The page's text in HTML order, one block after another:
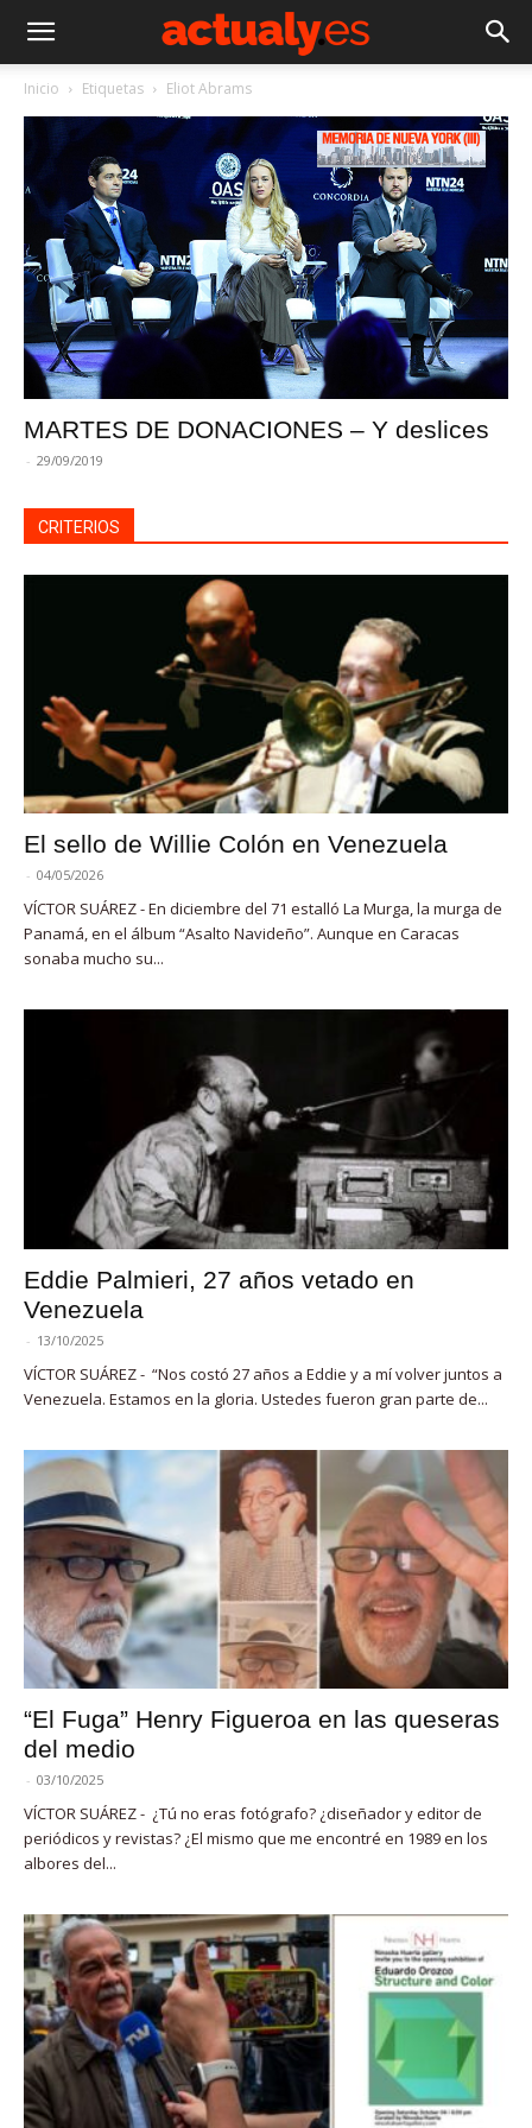
Inicio Etiquetas Eliot Abrams
MARTES DE DONACIONES – Y deslices
- 29/09/2019
CRITERIOS
El sello de Willie Colón en Venezuela
- 04/05/2026
VÍCTOR SUÁREZ - En diciembre del 71 estalló La Murga, la murga de
Panamá, en el álbum “Asalto Navideño”. Aunque en Caracas
sonaba mucho su...
Eddie Palmieri, 27 años vetado en
Venezuela
- 13/10/2025
VÍCTOR SUÁREZ - “Nos costó 27 años a Eddie y a mí volver juntos a
Venezuela. Estamos en la gloria. Ustedes fueron gran parte de...
“El Fuga” Henry Figueroa en las queseras
del medio
- 03/10/2025
VÍCTOR SUÁREZ - ¿Tú no eras fotógrafo? ¿diseñador y editor de
periódicos y revistas? ¿El mismo que me encontré en 1989 en los
albores del...